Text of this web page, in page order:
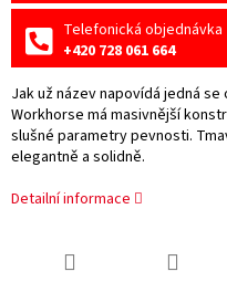
Telefonická objednávka
+420 728 061 664
Jak už název napovídá jedná
Workhorse má masivnější
slušné parametry pevnosti.
elegantně a solidně.
Detailní informace